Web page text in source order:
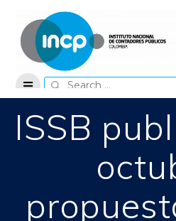
Search
for:
ISSB